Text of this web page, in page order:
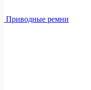
Приводные ремни